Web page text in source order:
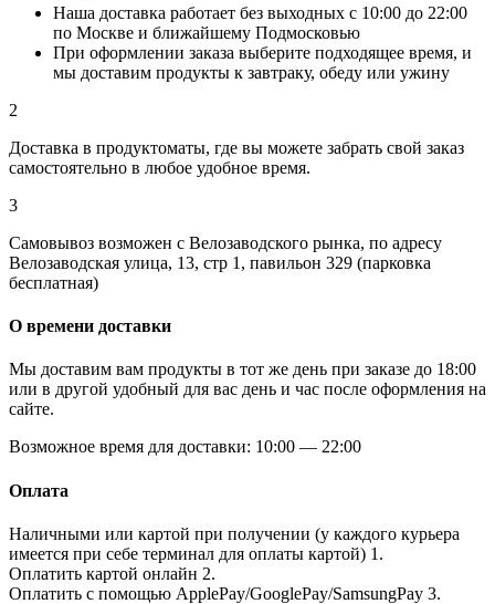
Наша доставка работает без выходных с 10:00 до 22:00
по Москве и ближайшему Подмосковью
При оформлении заказа выберите подходящее время, и
мы доставим продукты к завтраку, обеду или ужину
2
Доставка в продуктоматы, где вы можете забрать свой заказ
самостоятельно в любое удобное время.
3
Самовывоз возможен с Велозаводского рынка, по адресу
Велозаводская улица, 13, стр 1, павильон 329 (парковка
бесплатная)
О времени доставки
Мы доставим вам продукты в тот же день при заказе до 18:00
или в другой удобный для вас день и час после оформления на
сайте.
Возможное время для доставки: 10:00 — 22:00
Оплата
Наличными или картой при получении (у каждого курьера
имеется при себе терминал для оплаты картой) 1.
Оплатить картой онлайн 2.
Оплатить с помощью ApplePay/GooglePay/SamsungPay 3.